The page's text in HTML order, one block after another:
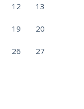
12 13
19 20
26 27